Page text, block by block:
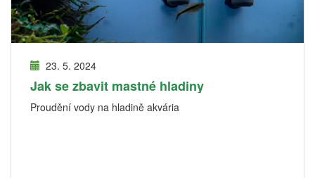
23. 5. 2024
Jak se zbavit mastné hladiny
Proudění vody na hladině akvária